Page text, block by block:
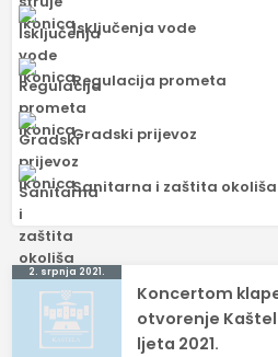
Isključenja vode
Regulacija prometa
Gradski prijevoz
Sanitarna i zaštita okoliša
Navigacija
objava
2. srpnja 2021.
Koncertom
otvorenje
ljeta 2021.